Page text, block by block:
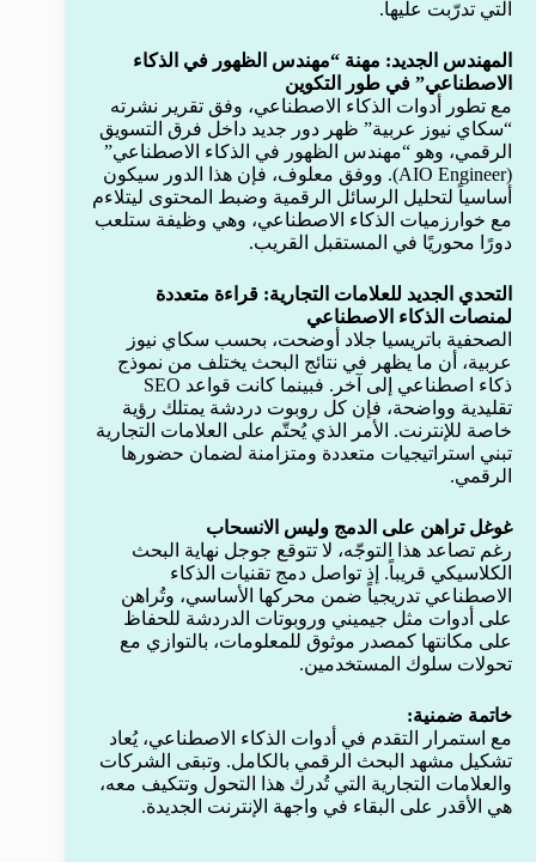
التي تدرّبت عليها.
المهندس الجديد: مهنة “مهندس الظهور في الذكاء
الاصطناعي” في طور التكوين
مع تطور أدوات الذكاء الاصطناعي، وفق تقرير نشرته
“سكاي نيوز عربية” ظهر دور جديد داخل فرق التسويق
الرقمي، وهو “مهندس الظهور في الذكاء الاصطناعي”
(AIO Engineer). ووفق معلوف، فإن هذا الدور سيكون
أساسياً لتحليل الرسائل الرقمية وضبط المحتوى ليتلاءم
مع خوارزميات الذكاء الاصطناعي، وهي وظيفة ستلعب
دورًا محوريًا في المستقبل القريب.
التحدي الجديد للعلامات التجارية: قراءة متعددة
لمنصات الذكاء الاصطناعي
الصحفية باتريسيا جلاد أوضحت، بحسب سكاي نيوز
عربية، أن ما يظهر في نتائج البحث يختلف من نموذج
ذكاء اصطناعي إلى آخر. فبينما كانت قواعد SEO
تقليدية وواضحة، فإن كل روبوت دردشة يمتلك رؤية
خاصة للإنترنت. الأمر الذي يُحتّم على العلامات التجارية
تبني استراتيجيات متعددة ومتزامنة لضمان حضورها
الرقمي.
غوغل تراهن على الدمج وليس الانسحاب
رغم تصاعد هذا التوجّه، لا تتوقع جوجل نهاية البحث
الكلاسيكي قريباً. إذ تواصل دمج تقنيات الذكاء
الاصطناعي تدريجياً ضمن محركها الأساسي، وتُراهن
على أدوات مثل جيميني وروبوتات الدردشة للحفاظ
على مكانتها كمصدر موثوق للمعلومات، بالتوازي مع
تحولات سلوك المستخدمين.
خاتمة ضمنية:
مع استمرار التقدم في أدوات الذكاء الاصطناعي، يُعاد
تشكيل مشهد البحث الرقمي بالكامل. وتبقى الشركات
والعلامات التجارية التي تُدرك هذا التحول وتتكيف معه،
هي الأقدر على البقاء في واجهة الإنترنت الجديدة.